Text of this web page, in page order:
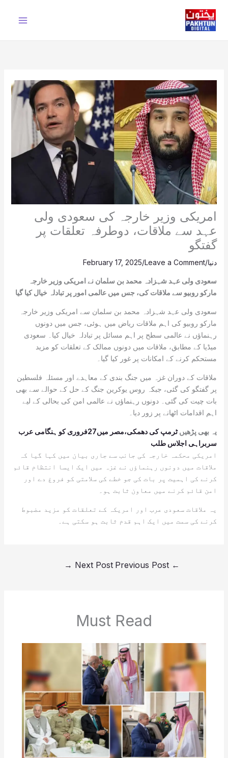
content
امریکی وزیر خارجہ کی سعودی ولی
عہد سے ملاقات، دوطرفہ تعلقات پر
گفتگو
دنیا/
Leave a Comment
/
February 17, 2025
سعودی ولی عہد شہزادہ محمد بن سلمان نے امریکی وزیر خارجہ
مارکو روبیو سے ملاقات کی، جس میں عالمی امور پر تبادلہ خیال کیا گیا
سعودی ولی عہد شہزادہ محمد بن سلمان سے امریکی وزیر خارجہ
مارکو روبیو کی اہم ملاقات ریاض میں ہوئی، جس میں دونوں
رہنماؤں نے عالمی سطح پر اہم مسائل پر تبادلہ خیال کیا۔ سعودی
میڈیا کے مطابق، ملاقات میں دونوں ممالک کے تعلقات کو مزید
مستحکم کرنے کے امکانات پر غور کیا گیا۔
ملاقات کے دوران غزہ میں جنگ بندی کے معاہدے اور مسئلہ فلسطین
پر گفتگو کی گئی، جبکہ روس یوکرین جنگ کے حل کے حوالے سے بھی
بات چیت کی گئی۔ دونوں رہنماؤں نے عالمی امن کی بحالی کے لیے
اہم اقدامات اٹھانے پر زور دیا۔
یہ بھی پڑھیں
ٹرمپ کی دھمکی،مصر میں27فروری کو ہنگامی عرب
سربراہی اجلاس طلب
امریکی محکمہ خارجہ کی جانب سے جاری بیان میں کہا گیا کہ
ملاقات میں دونوں رہنماؤں نے غزہ میں ایک ایسا انتظام قائم
کرنے کی اہمیت پر بات کی جو خطے کی سلامتی کو فروغ دے اور
امن قائم کرنے میں معاون ثابت ہو۔
یہ ملاقات سعودی عرب اور امریکہ کے تعلقات کو مزید مضبوط
کرنے کی سمت میں ایک اہم قدم ثابت ہو سکتی ہے۔
←
Next Post
→
Must Read